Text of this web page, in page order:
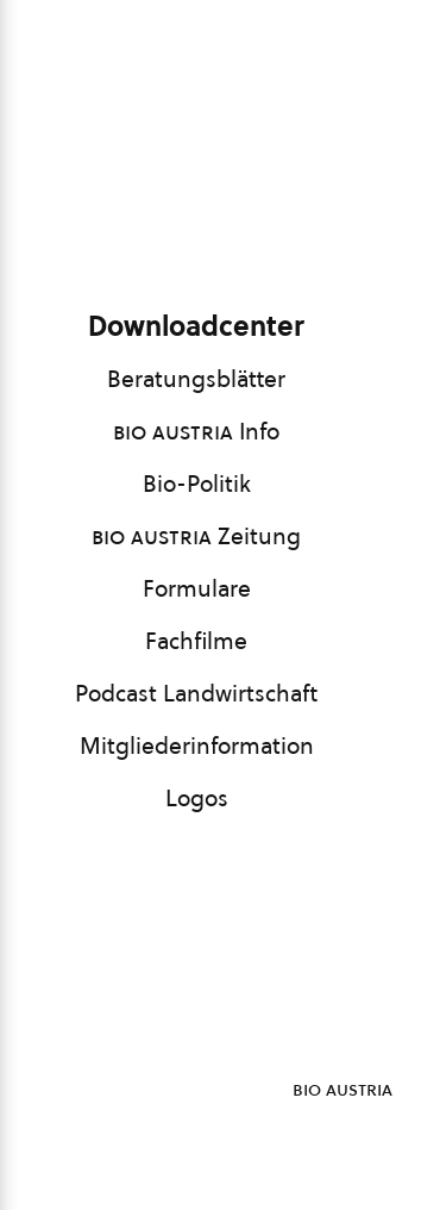
Downloadcenter
Beratungsblätter
bio austria Info
Bio-Politik
bio austriaZeitung
Formulare
Fachfilme
Podcast Landwirtschaft
Mitgliederinformation
Logos
bio austria